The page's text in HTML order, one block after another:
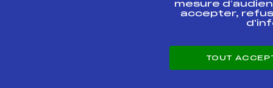
ESPACE PRESSE
mesure
accepter,
TOUT